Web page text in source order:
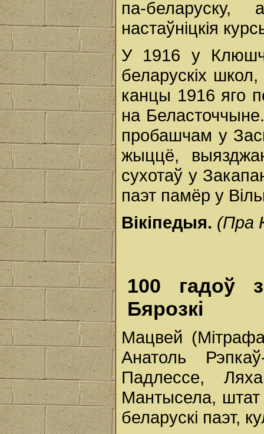
па-беларуску,
настаўніцкія
У 1916 у
беларускіх
канцы 1916 яго
на
пробашчам у
жыццё,
сухотаў у
паэт памёр у
Вікіпедыя. (Пра
100 гадоў
Бярозкі
Мацвей
Анатоль
Падлессе,
Мантысела,
беларускі паэт,